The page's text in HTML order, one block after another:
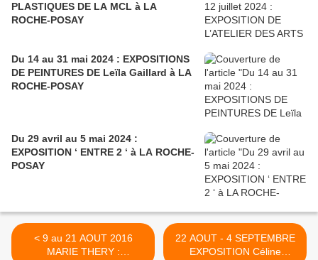
PLASTIQUES DE LA MCL à LA
ROCHE-POSAY
Du 14 au 31 mai 2024 : EXPOSITIONS
DE PEINTURES DE Leïla Gaillard à LA
ROCHE-POSAY
Du 29 avril au 5 mai 2024 :
EXPOSITION ‘ ENTRE 2 ‘ à LA ROCHE-
POSAY
< 9 au 21 AOUT 2016
MARIE THERY :
22 AOUT - 4 SEPTEMBRE
EXPOSITION Céline